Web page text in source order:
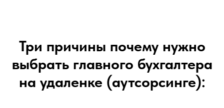
Три причины почему нужно
выбрать главного бухгалтера
на удаленке (аутсорсинге):